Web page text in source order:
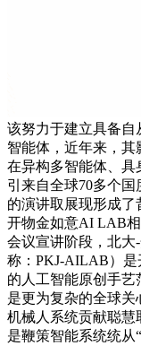
该努力于建立具备自
智能体，近年来，
在异构多智能体、具
引来自全球70多个国
的演讲取展现形成
开物金如意AI LAB
会议宣讲阶段，北大
称：PKJ-AILAB）
的人工智能原创手艺
是更为复杂的全球
机械人系统贡献聪慧
是鞭策智能系统统从